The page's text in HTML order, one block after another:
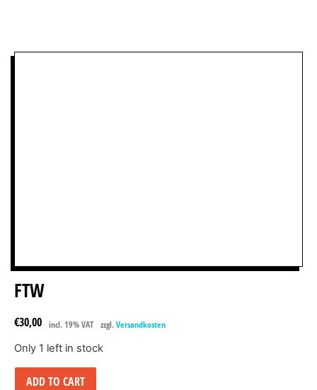
FTW
€30,00 incl. 19% VAT zzgl. Versandkosten
Only 1 left in stock
ADD TO CART